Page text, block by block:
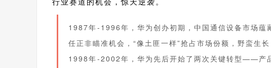
1987年-1996年，华为创办初期，中国通信设备市场蕴
任正非瞄准机会，“像土匪一样”抢占市场份额，野蛮生
1998年-2002年，华为先后开始了两次关键转型——产